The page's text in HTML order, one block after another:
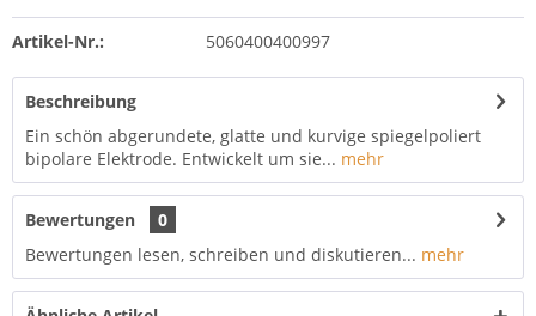
Artikel-Nr.: 5060400400997
Beschreibung
Ein schön abgerundete, glatte und kurvige spiegelpoliert
bipolare Elektrode. Entwickelt um sie... mehr
Bewertungen
0
Bewertungen lesen, schreiben und diskutieren... mehr